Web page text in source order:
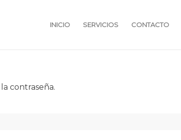
INICIO SERVICIOS CONTACTO
contraseña.